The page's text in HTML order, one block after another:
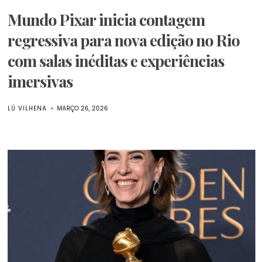
Mundo Pixar inicia contagem
regressiva para nova edição no Rio
com salas inéditas e experiências
imersivas
LÚ VILHENA MARÇO 26, 2026